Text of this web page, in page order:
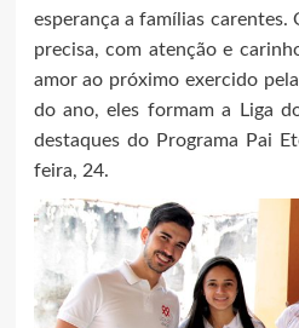
esperança a famílias
precisa, com atenção e
amor ao próximo exercido
do ano, eles formam a Liga
destaques do Programa Pai
feira, 24.